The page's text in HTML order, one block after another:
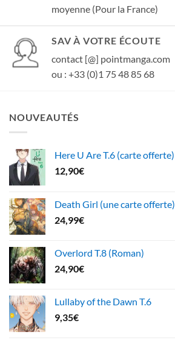
moyenne (Pour la France)
SAV À VOTRE ÉCOUTE
contact [@] pointmanga.com
ou : +33 (0)1 75 48 85 68
NOUVEAUTÉS
Here U Are T.6 (carte offerte)
12,90€
Death Girl (une carte offerte)
24,99€
Overlord T.8 (Roman)
24,90€
Lullaby of the Dawn T.6
9,35€